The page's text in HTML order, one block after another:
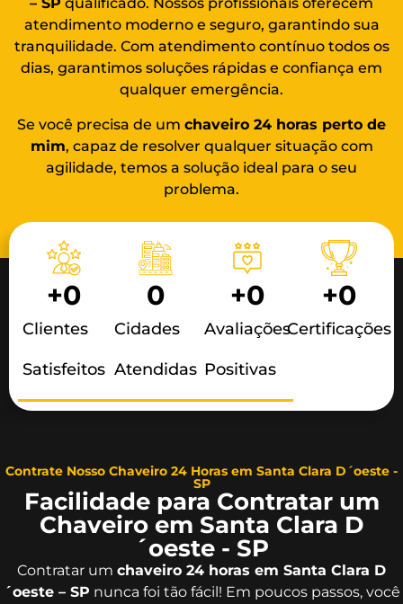
atendimento moderno e seguro, garantindo sua
tranquilidade. Com atendimento contínuo todos os
dias, garantimos soluções rápidas e confiança em
qualquer emergência.
Se você precisa de um chaveiro 24 horas perto de
mim, capaz de resolver qualquer situação com
agilidade, temos a solução ideal para o seu
problema.
Clientes
Satisfeitos
+0
Cidades
Atendidas
0
Avaliações
Positivas
+0
Certificações
+0
Contrate Nosso Chaveiro 24 Horas em Santa Clara D´oeste -
SP
Facilidade para Contratar um
Chaveiro em Santa Clara D
´oeste - SP
Contratar um chaveiro 24 horas em Santa Clara D
´oeste – SP nunca foi tão fácil! Em poucos passos, você